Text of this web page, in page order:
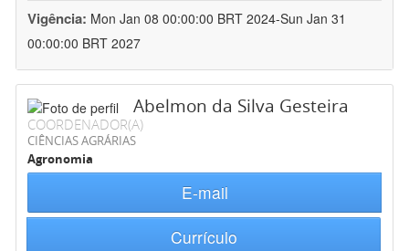
Vigência: Mon Jan 08 00:00:00 BRT 2024-Sun Jan 31
00:00:00 BRT 2027
Abelmon da Silva Gesteira
COORDENADOR(A)
CIÊNCIAS AGRÁRIAS
Agronomia
E-mail
Currículo